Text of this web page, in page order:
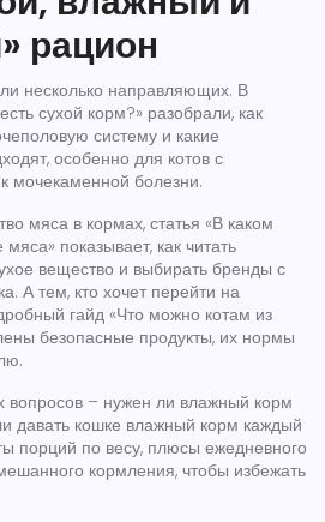
рацион
несколько направляющих. В
сухой корм?» разобрали, как
систему и какие
особенно для котов с
мочекаменной болезни.
мяса в кормах, статья «В каком
показывает, как читать
вещество и выбирать бренды с
А тем, кто хочет перейти на
гайд «Что можно котам из
безопасные продукты, их нормы
вопросов – нужен ли влажный корм
давать кошке влажный корм каждый
порций по весу, плюсы ежедневного
кормления, чтобы избежать